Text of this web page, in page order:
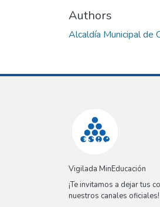
Authors
Alcaldía Municipal de
Vigilada MinEducación
¡Te invitamos a dejar tus
nuestros canales oficiales!